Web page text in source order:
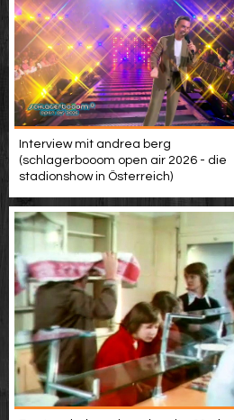
Interview mit andrea berg
(schlagerbooom open air 2026 - die
stadionshow in Österreich)